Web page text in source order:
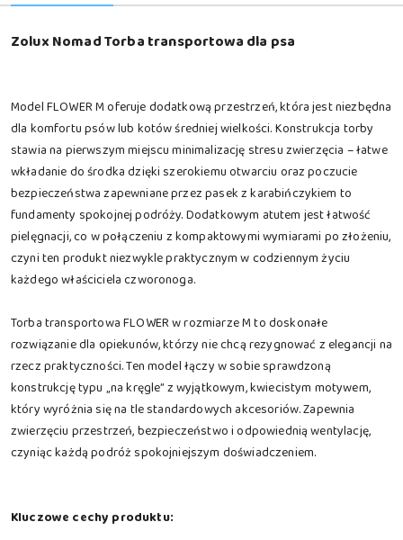
Zolux Nomad Torba transportowa dla psa
Model FLOWER M oferuje dodatkową przestrzeń, która jest niezbędna
dla komfortu psów lub kotów średniej wielkości. Konstrukcja torby
stawia na pierwszym miejscu minimalizację stresu zwierzęcia – łatwe
wkładanie do środka dzięki szerokiemu otwarciu oraz poczucie
bezpieczeństwa zapewniane przez pasek z karabińczykiem to
fundamenty spokojnej podróży. Dodatkowym atutem jest łatwość
pielęgnacji, co w połączeniu z kompaktowymi wymiarami po złożeniu,
czyni ten produkt niezwykle praktycznym w codziennym życiu
każdego właściciela czworonoga.
Torba transportowa FLOWER w rozmiarze M to doskonałe
rozwiązanie dla opiekunów, którzy nie chcą rezygnować z elegancji na
rzecz praktyczności. Ten model łączy w sobie sprawdzoną
konstrukcję typu „na kręgle” z wyjątkowym, kwiecistym motywem,
który wyróżnia się na tle standardowych akcesoriów. Zapewnia
zwierzęciu przestrzeń, bezpieczeństwo i odpowiednią wentylację,
czyniąc każdą podróż spokojniejszym doświadczeniem.
Kluczowe cechy produktu: